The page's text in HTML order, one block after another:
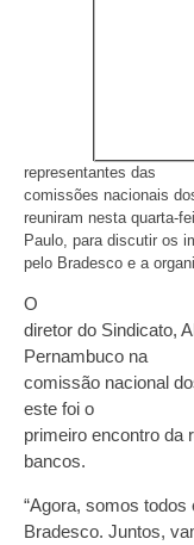
representantes das
comissões nacionais
reuniram nesta quarta-
Paulo, para discutir os
pelo Bradesco e a
O
diretor do Sindicato,
Pernambuco na
comissão nacional
este foi o
primeiro encontro da
bancos.
“Agora, somos
Bradesco. Juntos,